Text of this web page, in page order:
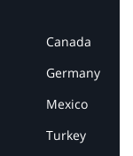
Canada
Germany
Mexico
Turkey